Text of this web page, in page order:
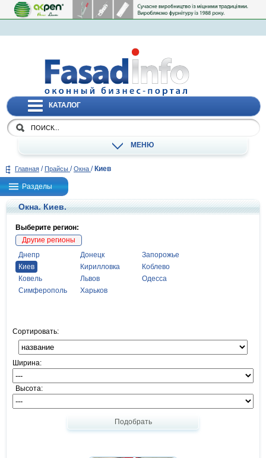
КАТАЛОГ
МЕНЮ
Главная / Прайсы / Окна / Киев
Разделы
Окна. Киев.
Выберите регион:
Другие регионы
Днепр
Донецк
Запорожье
Киев
Кирилловка
Коблево
Ковель
Львов
Одесса
Симферополь
Харьков
Сортировать:
Ширина:
Высота:
Подобрать